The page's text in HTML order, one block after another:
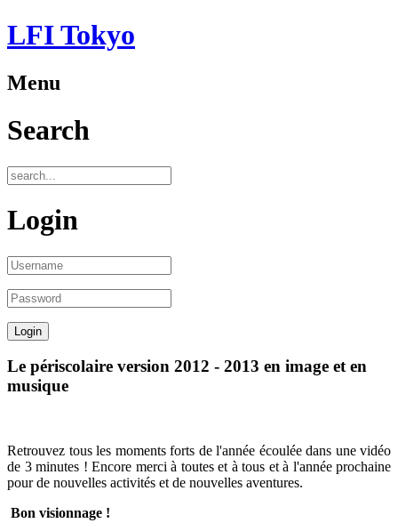
LFI Tokyo
Menu
Search
Login
Le périscolaire version 2012 - 2013 en image et en
musique
Retrouvez tous les moments forts de l'année écoulée dans une vidéo
de 3 minutes ! Encore merci à toutes et à tous et à l'année prochaine
pour de nouvelles activités et de nouvelles aventures.
Bon visionnage !